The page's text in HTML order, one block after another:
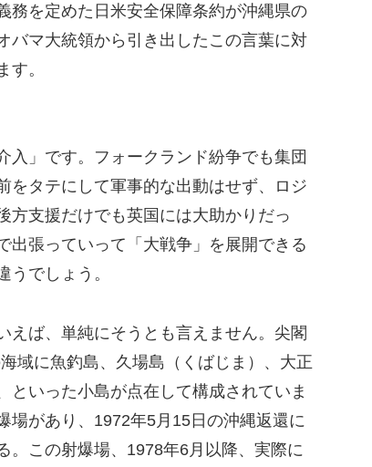
務を定めた日米安全保障条約が沖縄県の
バマ大統領から引き出したこの言葉に対
。
入」です。フォークランド紛争でも集団
をタテにして軍事的な出動はせず、ロジ
方支援だけでも英国には大助かりだっ
出張っていって「大戦争」を展開できる
でしょう。
えば、単純にそうとも言えません。尖閣
域に魚釣島、久場島（くばじま）、大正
いった小島が点在して構成されていま
場があり、1972年5月15日の沖縄返還に
。この射爆場、1978年6月以降、実際に